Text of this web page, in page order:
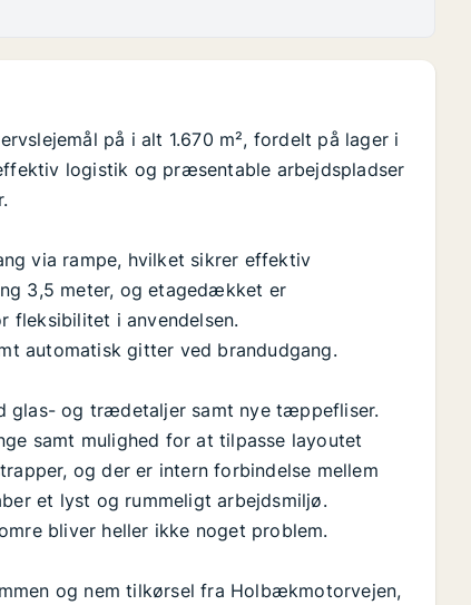
på i alt 1.670 m², fordelt på lager i
logistik og præsentable arbejdspladser
via rampe, hvilket sikrer effektiv
3,5 meter, og etagedækket er
fleksibilitet i anvendelsen.
automatisk gitter ved brandudgang.
glas- og trædetaljer samt nye tæppefliser.
samt mulighed for at tilpasse layoutet
og der er intern forbindelse mellem
et lyst og rummeligt arbejdsmiljø.
bliver heller ikke noget problem.
og nem tilkørsel fra Holbækmotorvejen,